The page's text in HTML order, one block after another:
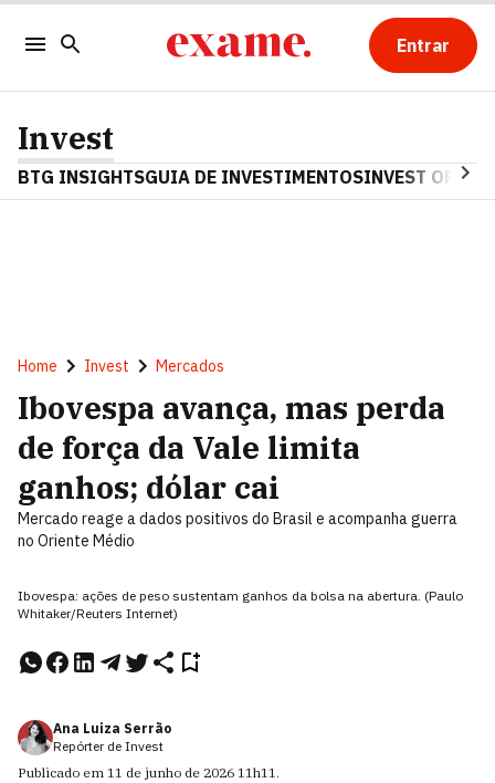
Entrar
Invest
BTG INSIGHTSGUIA DE INVESTIMENTOSINVEST OPINA
Home Invest Mercados
Ibovespa avança, mas perda
de força da Vale limita
ganhos; dólar cai
Mercado reage a dados positivos do Brasil e acompanha guerra
no Oriente Médio
Ibovespa: ações de peso sustentam ganhos da bolsa na abertura. (Paulo
Whitaker/Reuters Internet)
Ana Luiza Serrão
Repórter de Invest
Publicado em 11 de junho de 2026 11h11.